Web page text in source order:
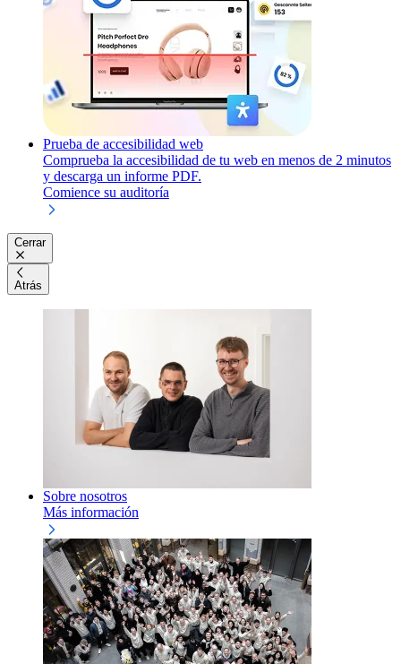
Prueba de accesibilidad web
Comprueba la accesibilidad de tu web en menos de 2 minutos
y descarga un informe PDF.
Comience su auditoría
Cerrar
Atrás
Sobre nosotros
Más información